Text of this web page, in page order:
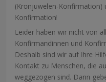
(Kronjuwelen-Konfirmation)
Konfirmation!
Leider haben wir nicht von
Konfirmandinnen und
Deshalb sind wir auf Ihre
Kontakt zu Menschen, die
weggezogen sind. Dann